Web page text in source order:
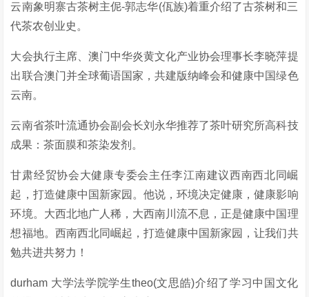
云南象明寨古茶树主伲-郭志华(佤族)着重介绍了古茶树和三
代茶农创业史。
大会执行主席、澳门中华炎黄文化产业协会理事长李晓萍提
出联合澳门并全球葡语国家，共建版纳峰会和健康中国绿色
云南。
云南省茶叶流通协会副会长刘永华推荐了茶叶研究所高科技
成果：茶面膜和茶染发剂。
甘肃经贸协会大健康专委会主任李江南建议西南西北同崛
起，打造健康中国新家园。他说，环境决定健康，健康影响
环境。大西北地广人稀，大西南川流不息，正是健康中国理
想福地。西南西北同崛起，打造健康中国新家园，让我们共
勉共进共努力！
durham 大学法学院学生theo(文思皓)介绍了学习中国文化